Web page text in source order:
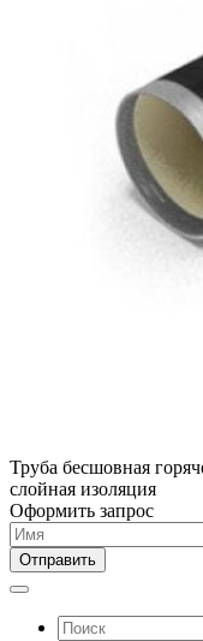
Труба бесшовная
слойная изоляция
Оформить запрос
Поиск: